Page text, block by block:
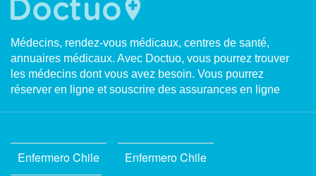
Médecins, rendez-vous médicaux, centres de santé,
annuaires médicaux. Avec Doctuo, vous pourrez trouver
les médecins dont vous avez besoin. Vous pourrez
réserver en ligne et souscrire des assurances en ligne
Enfermero Chile Enfermero Chile